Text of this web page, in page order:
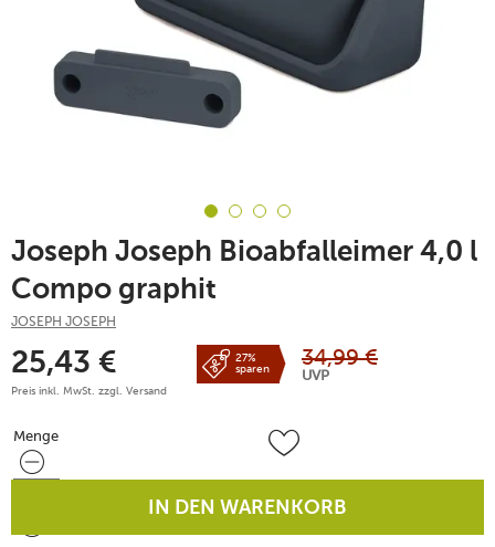
Joseph Joseph Bioabfalleimer 4,0 l
Compo graphit
JOSEPH JOSEPH
25,43 €
Preis inkl. MwSt. zzgl. Versand
27%
sparen
34,99 €
UVP
Menge
Menge
IN DEN WARENKORB